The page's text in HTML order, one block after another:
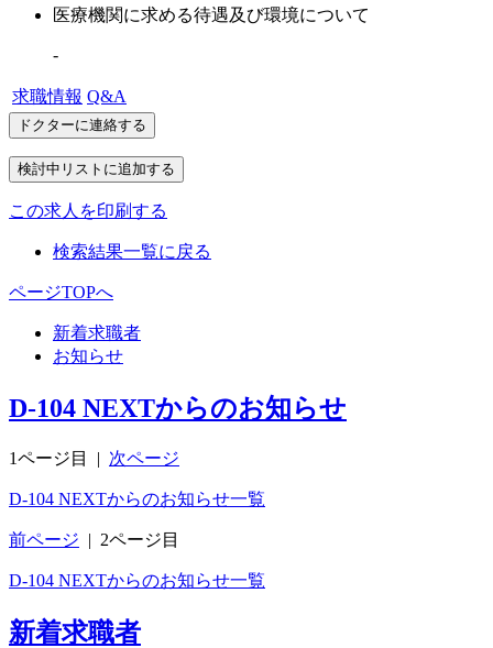
医療機関に求める待遇及び環境について
-
求職情報 Q&A
この求人を印刷する
検索結果一覧に戻る
ページTOPへ
新着求職者
お知らせ
D-104 NEXTからのお知らせ
1ページ目 | 次ページ
D-104 NEXTからのお知らせ一覧
前ページ | 2ページ目
D-104 NEXTからのお知らせ一覧
新着求職者